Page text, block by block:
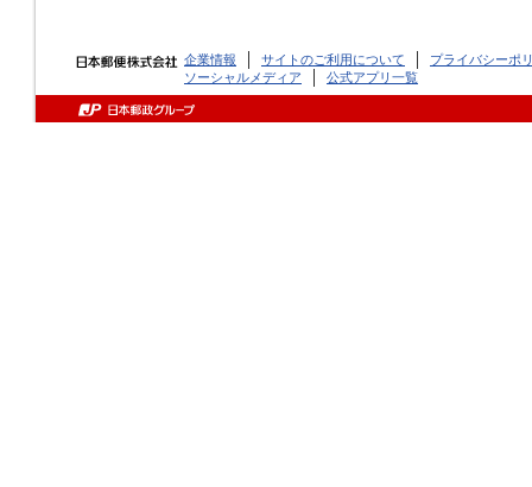
企業情報 サイトのご利用について
プライバシーポ
ソーシャルメディア
公式アプリ一覧